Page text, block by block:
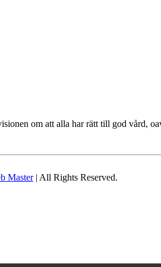
om att alla har rätt till god vård,
Master| All Rights Reserved.